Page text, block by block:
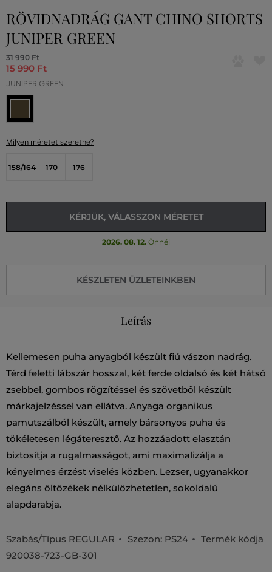
RÖVIDNADRÁG GANT CHINO SHORTS
JUNIPER GREEN
31 990 Ft
15 990 Ft
JUNIPER GREEN
Milyen méretet szeretne?
158/164 170 176
KÉRJÜK, VÁLASSZON MÉRETET
2026. 08. 12. Önnél
KÉSZLETEN ÜZLETEINKBEN
Leírás
Kellemesen puha anyagból készült fiú vászon nadrág.
Térd feletti lábszár hosszal, két ferde oldalsó és két hátsó
zsebbel, gombos rögzítéssel és szövetből készült
márkajelzéssel van ellátva. Anyaga organikus
pamutszálból készült, amely bársonyos puha és
tökéletesen légáteresztő. Az hozzáadott elasztán
biztosítja a rugalmasságot, ami maximalizálja a
kényelmes érzést viselés közben. Lezser, ugyanakkor
elegáns öltözékek nélkülözhetetlen, sokoldalú
alapdarabja.
Szabás/Típus REGULAR Szezon: PS24
Termék kódja
920038-723-GB-301